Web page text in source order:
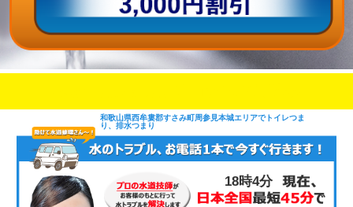
和歌山県西牟婁郡すさみ町周参見本城エリアでトイレつま
り、排水つまり
18時4分